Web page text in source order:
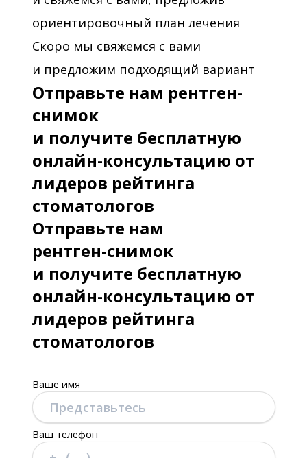
ориентировочный план лечения
Скоро мы свяжемся с вами
и предложим подходящий вариант
Отправьте нам рентген-
снимок
и получите бесплатную
онлайн-консультацию от
лидеров рейтинга
стоматологов
Отправьте нам
рентген-снимок
и получите бесплатную
онлайн-консультацию от
лидеров рейтинга
стоматологов
Ваше имя
Ваш телефон